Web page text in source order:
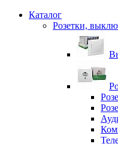
Каталог
Розетки,